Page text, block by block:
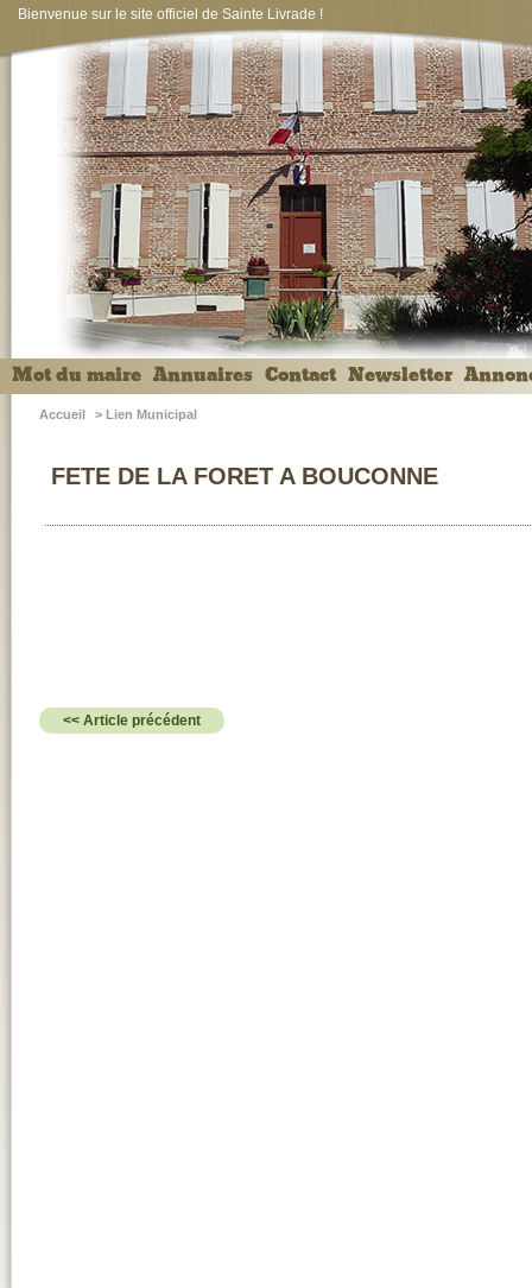
Bienvenue sur le site officiel de Sainte Livrade !
Mot du maire Annuaires Contact Newsletter
Accueil > Lien Municipal
FETE DE LA FORET A BOUCONNE
<< Article précédent